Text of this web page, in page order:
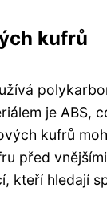
kufrů
je ABS,
kufrů
před
kteří hledají